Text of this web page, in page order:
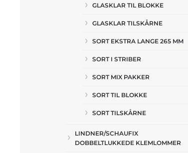
GLASKLAR TIL BLOKKE
GLASKLAR TILSKÅRNE
SORT EKSTRA LANGE 265 MM
SORT I STRIBER
SORT MIX PAKKER
SORT TIL BLOKKE
SORT TILSKÅRNE
LINDNER/SCHAUFIX
DOBBELTLUKKEDE KLEMLOMMER